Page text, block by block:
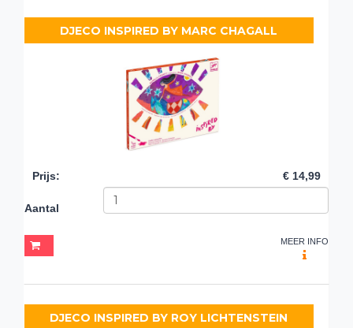
DJECO INSPIRED BY MARC CHAGALL
Prijs: € 14,99
Aantal
MEER INFO
DJECO INSPIRED BY ROY LICHTENSTEIN